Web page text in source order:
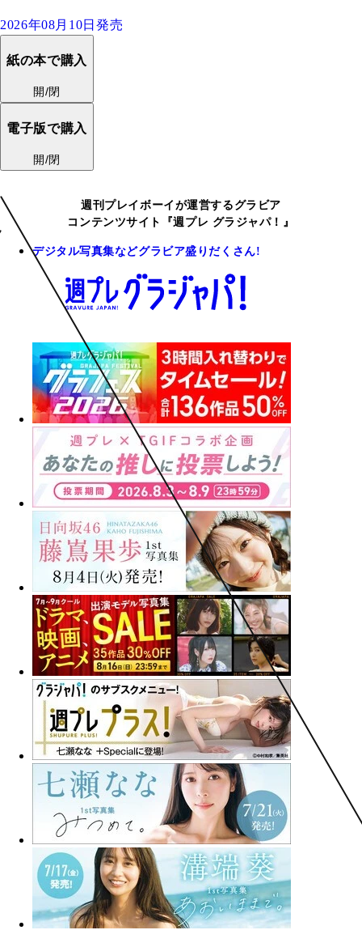
2026年08月10日発売
紙の本で購入
開/閉
電子版で購入
開/閉
週刊プレイボーイが運営するグラビア
コンテンツサイト『週プレ グラジャパ！』
デジタル写真集などグラビア盛りだくさん!